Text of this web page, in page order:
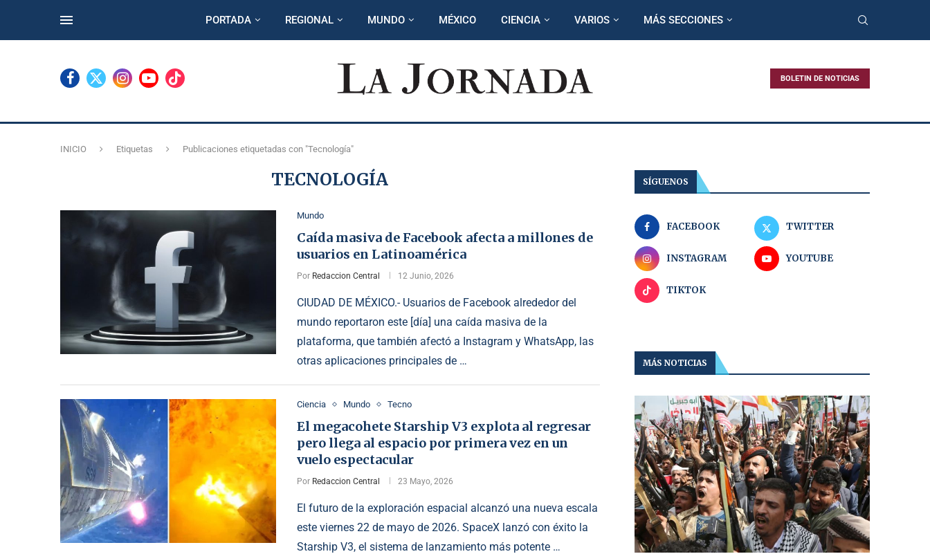
PORTADA REGIONAL MUNDO MÉXICO CIENCIA VARIOS MÁS SECCIONES
BOLETIN DE NOTICIAS
INICIO Etiquetas Publicaciones etiquetadas con "Tecnología"
TECNOLOGÍA
Mundo
Caída masiva de Facebook afecta a millones de
usuarios en Latinoamérica
Por Redaccion Central 12 Junio, 2026
CIUDAD DE MÉXICO.- Usuarios de Facebook alrededor del
mundo reportaron este [día] una caída masiva de la
plataforma, que también afectó a Instagram y WhatsApp, las
otras aplicaciones principales de …
Ciencia Mundo Tecno
El megacohete Starship V3 explota al regresar
pero llega al espacio por primera vez en un
vuelo espectacular
Por Redaccion Central 23 Mayo, 2026
El futuro de la exploración espacial alcanzó una nueva escala
este viernes 22 de mayo de 2026. SpaceX lanzó con éxito la
Starship V3, el sistema de lanzamiento más potente …
SÍGUENOS
FACEBOOK TWITTER
INSTAGRAM YOUTUBE
TIKTOK
MÁS NOTICIAS